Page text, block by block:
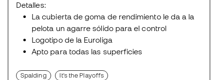
Detalles:
La cubierta de goma de rendimiento le da a la
pelota un agarre sólido para el control
Logotipo de la Euroliga
Apto para todas las superficies
Spalding It's the Playoffs